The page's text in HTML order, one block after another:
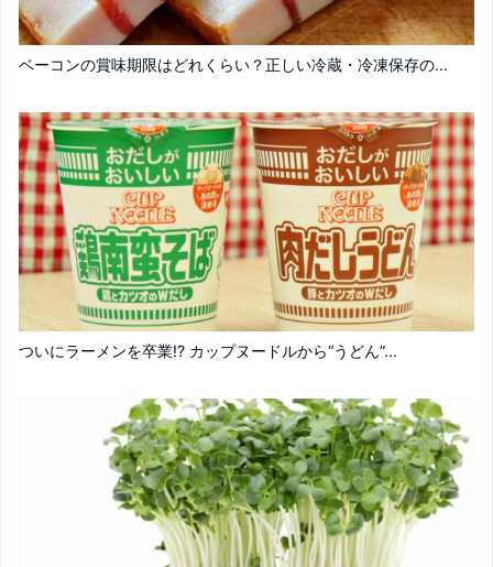
ベーコンの賞味期限はどれくらい？正しい冷蔵・冷凍保存の...
ついにラーメンを卒業!? カップヌードルから“うどん”...